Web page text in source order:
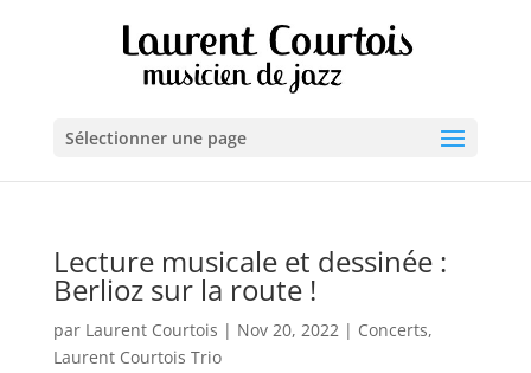
Sélectionner une page
Lecture musicale et dessinée :
Berlioz sur la route !
par Laurent Courtois | Nov 20, 2022| Concerts,
Laurent Courtois Trio